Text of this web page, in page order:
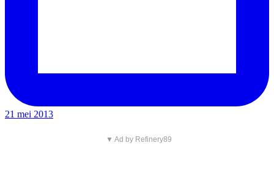
21 mei 2013
▼ Ad by Refinery89